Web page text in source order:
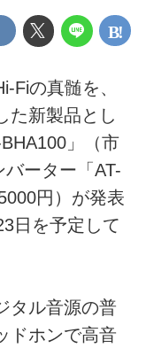
Fiの真髄を、
た新製品とし
」（市
ーター「AT-
円）が発表
日を予定して
タル音源の普
ドホンで高音